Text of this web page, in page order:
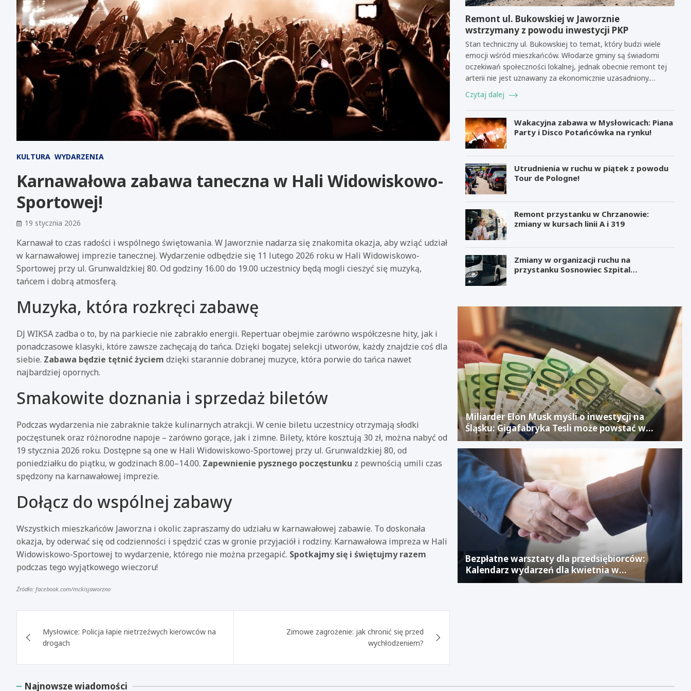
KULTURA WYDARZENIA
Karnawałowa zabawa taneczna w Hali Widowiskowo-
Sportowej!
19 stycznia 2026
Karnawał to czas radości i wspólnego świętowania. W Jaworznie nadarza się znakomita okazja, aby wziąć udział
w karnawałowej imprezie tanecznej. Wydarzenie odbędzie się 11 lutego 2026 roku w Hali Widowiskowo-
Sportowej przy ul. Grunwaldzkiej 80. Od godziny 16.00 do 19.00 uczestnicy będą mogli cieszyć się muzyką,
tańcem i dobrą atmosferą.
Muzyka, która rozkręci zabawę
DJ WIKSA zadba o to, by na parkiecie nie zabrakło energii. Repertuar obejmie zarówno współczesne hity, jak i
ponadczasowe klasyki, które zawsze zachęcają do tańca. Dzięki bogatej selekcji utworów, każdy znajdzie coś dla
siebie. Zabawa będzie tętnić życiem dzięki starannie dobranej muzyce, która porwie do tańca nawet
najbardziej opornych.
Smakowite doznania i sprzedaż biletów
Podczas wydarzenia nie zabraknie także kulinarnych atrakcji. W cenie biletu uczestnicy otrzymają słodki
poczęstunek oraz różnorodne napoje – zarówno gorące, jak i zimne. Bilety, które kosztują 30 zł, można nabyć od
19 stycznia 2026 roku. Dostępne są one w Hali Widowiskowo-Sportowej przy ul. Grunwaldzkiej 80, od
poniedziałku do piątku, w godzinach 8.00–14.00. Zapewnienie pysznego poczęstunku z pewnością umili czas
spędzony na karnawałowej imprezie.
Dołącz do wspólnej zabawy
Wszystkich mieszkańców Jaworzna i okolic zapraszamy do udziału w karnawałowej zabawie. To doskonała
okazja, by oderwać się od codzienności i spędzić czas w gronie przyjaciół i rodziny. Karnawałowa impreza w Hali
Widowiskowo-Sportowej to wydarzenie, którego nie można przegapić. Spotkajmy się i świętujmy razem
podczas tego wyjątkowego wieczoru!
Źródło: facebook.com/mckisjaworzno
wpisu
Mysłowice: Policja łapie nietrzeźwych kierowców na
drogach
Zimowe zagrożenie: jak chronić się przed
wychłodzeniem?
Remont ul. Bukowskiej w Jaworznie
wstrzymany z powodu inwestycji PKP
Stan techniczny ul. Bukowskiej to temat, który budzi wiele
emocji wśród mieszkańców. Włodarze gminy są świadomi
oczekiwań społeczności lokalnej, jednak obecnie remont tej
arterii nie jest uznawany za ekonomicznie uzasadniony.…
Czytaj dalej
Wakacyjna zabawa w Mysłowicach: Piana
Party i Disco Potańcówka na rynku!
Utrudnienia w ruchu w piątek z powodu
Tour de Pologne!
Remont przystanku w Chrzanowie:
zmiany w kursach linii A i 319
Zmiany w organizacji ruchu na
przystanku Sosnowiec Szpital
Miliarder Elon Musk myśli o inwestycji na
Śląsku: Gigafabryka Tesli może powstać w
mieście po upadłym projekcie Izerze
Bezpłatne warsztaty dla przedsiębiorców:
Kalendarz wydarzeń dla kwietnia w
Jaworznickim Laboratorium Biznesu
Najnowsze wiadomości